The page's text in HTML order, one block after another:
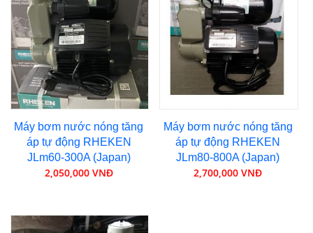
Máy bơm nước nóng tăng
áp tự động RHEKEN
JLm60-300A (Japan)
2,050,000 VNĐ
Máy bơm nước nóng tăng
áp tự động RHEKEN
JLm80-800A (Japan)
2,700,000 VNĐ